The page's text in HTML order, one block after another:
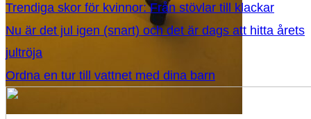
Trendiga skor för kvinnor: Från stövlar till klackar
Nu är det jul igen (snart) och det är dags att hitta årets
jultröja
Ordna en tur till vattnet med dina barn